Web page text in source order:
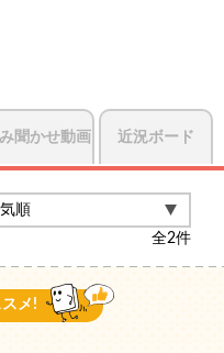
聞かせ動画 近況ボード
全2件
メ!